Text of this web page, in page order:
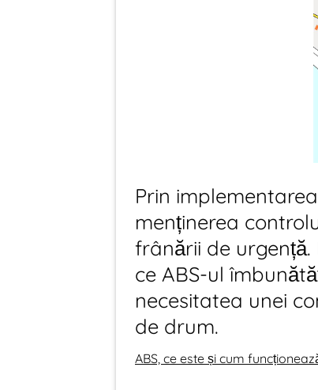
Prin
menținerea
frânării de
ce ABS-ul
necesitatea unei
de drum.
ABS, ce este și cum